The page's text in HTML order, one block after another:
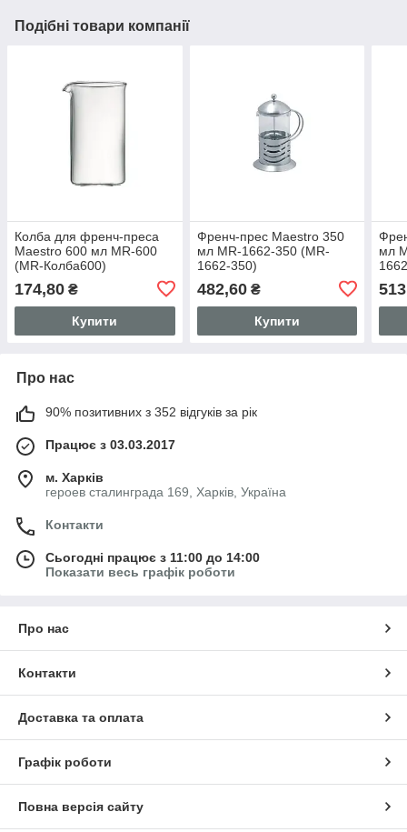
Подібні товари компанії
Колба для френч-преса
Maestro 600 мл MR-600
(MR-Колба600)
174,80 ₴
Купити
Френч-прес Maestro 350
мл MR-1662-350 (MR-
1662-350)
482,60₴
Купити
мл
513
Про нас
90% позитивних з 352 відгуків за рік
Працює з 03.03.2017
м. Харків
героев сталинграда 169, Харків, Україна
Контакти
Сьогодні працює з 11:00 до 14:00
Показати весь графік роботи
Про нас
Контакти
Доставка та оплата
Графік роботи
Повна версія сайту